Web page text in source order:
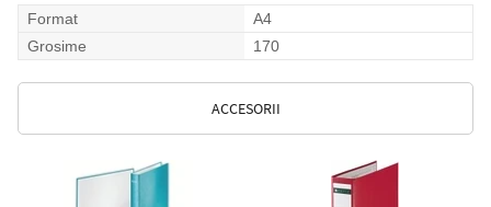
Format
A4
Grosime
170
ACCESORII